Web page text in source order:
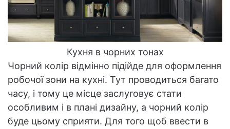
Кухня в чорних тонах
Чорний колір відмінно підійде для оформлення
робочої зони на кухні. Тут проводиться багато
часу, і тому це місце заслуговує стати
особливим і в плані дизайну, а чорний колір
буде цьому сприяти. Для того щоб ввести в